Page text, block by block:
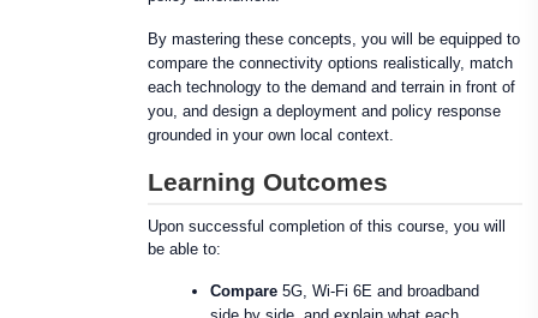
By mastering these concepts, you will be equipped to
compare the connectivity options realistically, match
each technology to the demand and terrain in front of
you, and design a deployment and policy response
grounded in your own local context.
Learning Outcomes
Upon successful completion of this course, you will
be able to:
Compare 5G, Wi-Fi 6E and broadband